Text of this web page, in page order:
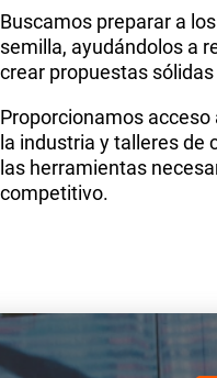
Buscamos preparar a
semilla, ayudándolos a
crear propuestas
Proporcionamos
la industria y talleres
las herramientas
competitivo.